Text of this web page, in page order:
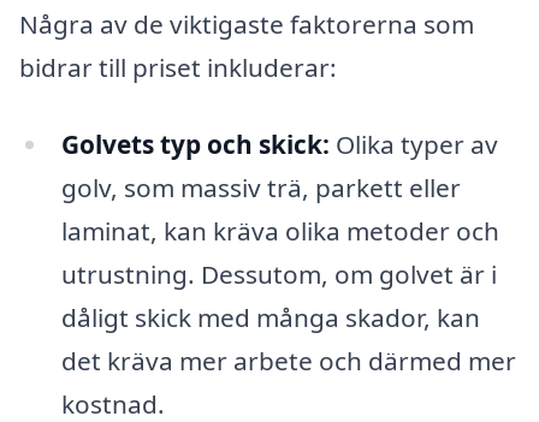
Några av de viktigaste faktorerna som
bidrar till priset inkluderar:
Golvets typ och skick: Olika typer av
golv, som massiv trä, parkett eller
laminat, kan kräva olika metoder och
utrustning. Dessutom, om golvet är i
dåligt skick med många skador, kan
det kräva mer arbete och därmed mer
kostnad.